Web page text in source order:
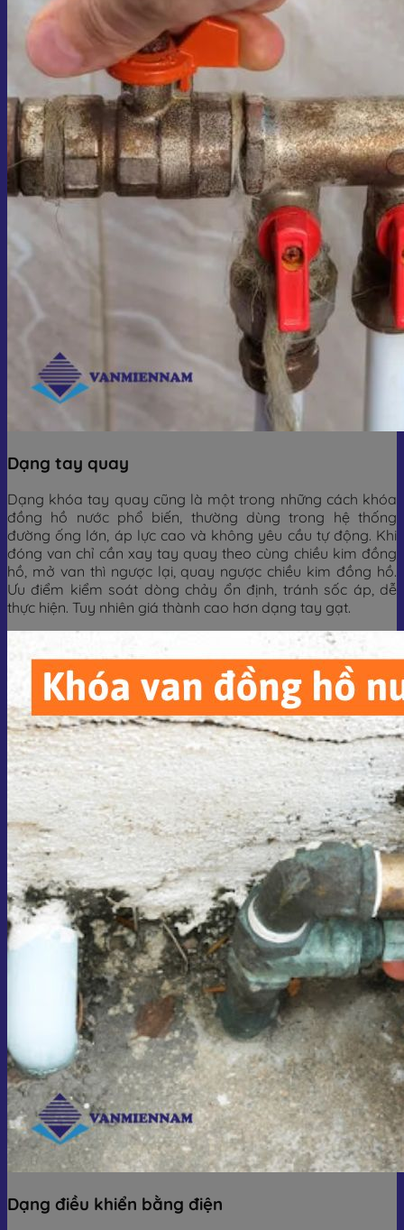
Dạng tay quay
Dạng khóa tay quay cũng là một trong những cách khóa
đồng hồ nước phổ biến, thường dùng trong hệ thống
đường ống lớn, áp lực cao và không yêu cầu tự động. Khi
đóng van chỉ cần xay tay quay theo cùng chiều kim đồng
hồ, mở van thì ngược lại, quay ngược chiều kim đồng hồ.
Ưu điểm kiểm soát dòng chảy ổn định, tránh sốc áp, dễ
thực hiện. Tuy nhiên giá thành cao hơn dạng tay gạt.
Dạng điều khiển bằng điện